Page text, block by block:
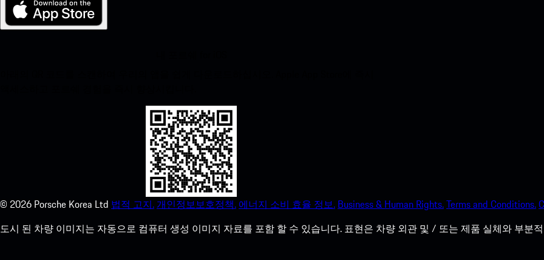
© 2026 Porsche Korea Ltd 법적 고지. 개인정보보호정책. 에너지 소비 효율 정보. Business & Human Rights.Terms and Conditions.
도시 된 차량 이미지는 자동으로 컴퓨터 생성 이미지 자료를 포함 할 수 있습니다. 표현은 차량 외관 및 / 또는 제품 실체와 부분